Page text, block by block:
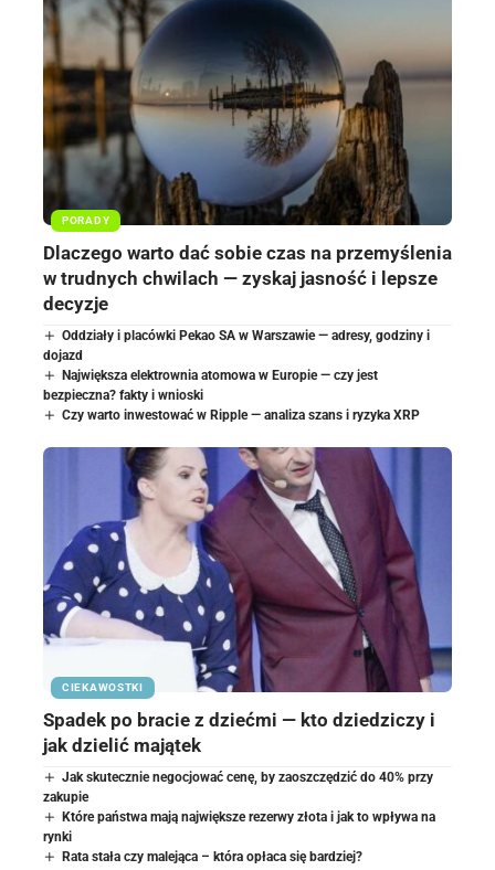
PORADY
Dlaczego warto dać sobie czas na przemyślenia
w trudnych chwilach — zyskaj jasność i lepsze
decyzje
Oddziały i placówki Pekao SA w Warszawie — adresy, godziny i
dojazd
Największa elektrownia atomowa w Europie — czy jest
bezpieczna? fakty i wnioski
Czy warto inwestować w Ripple — analiza szans i ryzyka XRP
CIEKAWOSTKI
Spadek po bracie z dziećmi — kto dziedziczy i
jak dzielić majątek
Jak skutecznie negocjować cenę, by zaoszczędzić do 40% przy
zakupie
Które państwa mają największe rezerwy złota i jak to wpływa na
rynki
Rata stała czy malejąca – która opłaca się bardziej?